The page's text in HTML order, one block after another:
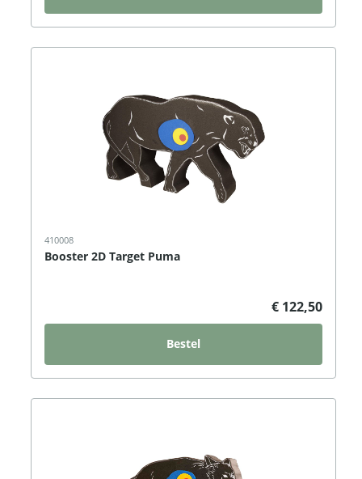
410008
Booster 2D Target Puma
€ 122,50
Bestel